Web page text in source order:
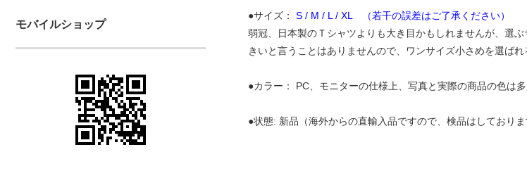
モバイルショップ
●サイズ：
S / M / L / XL （若干の誤差はご了承ください）
弱冠、日本製のＴシャツよりも大き目かもしれませんが、選
きいと言うことはありませんので、ワンサイズ小さめを選ば
●カラー： PC、モニターの仕様上、写真と実際の商品の色は
●状態: 新品（海外からの直輸入品ですので、検品はしており